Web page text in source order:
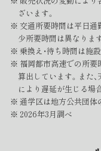
ざいます。
交通所要時間は平日通
少所要時間は異なります
乗換え・待ち時間は施
福岡都市高速での所要
算出しています。また、
により遅延が生じる場
通学区は地方公共団体
2026年3月調べ